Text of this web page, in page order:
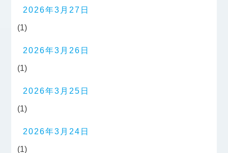
2026年3月27日
(1)
2026年3月26日
(1)
2026年3月25日
(1)
2026年3月24日
(1)